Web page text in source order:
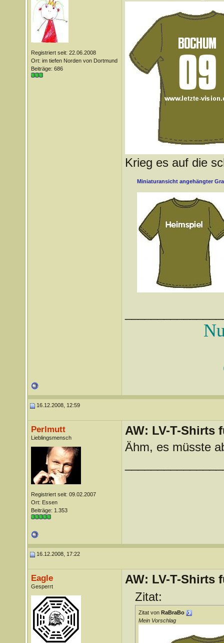
Registriert seit: 22.06.2008
Ort: im tiefen Norden von Dortmund
Beiträge: 686
Krieg es auf die
Miniaturansicht angehängter
16.12.2008, 12:59
Perlmutt
Lieblingsmensch
Registriert seit: 09.02.2007
Ort: Essen
Beiträge: 1.353
AW: LV-T-Shirts
Ähm, es müsste
16.12.2008, 17:22
Eagle
Gesperrt
AW: LV-T-Shirts
Zitat:
Zitat von RaBraBo
Mein Vorschlag